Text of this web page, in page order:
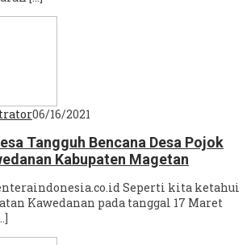
06/16/2021
Tangguh Bencana Desa Pojok
Kabupaten Magetan
Seperti kita ketahui
Kawedanan pada tanggal 17 Maret